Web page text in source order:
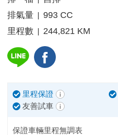
排氣量
993 CC
里程數
244,821 KM
里程保證
友善試車
保證車輛里程無調表